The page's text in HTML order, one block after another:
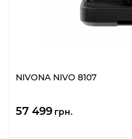
NIVONA NIVO 8107
57 499 грн.